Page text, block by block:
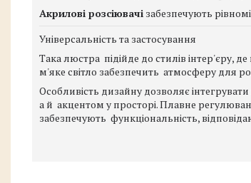
Акрилові розсіювачі забезпечують
Універсальність та застосування
Така люстра підійде до стилів інтер'єру,
м'яке світло забезпечить атмосферу для
Особливість дизайну дозволяє
а й акцентом у просторі. Плавне
забезпечують функціональність,